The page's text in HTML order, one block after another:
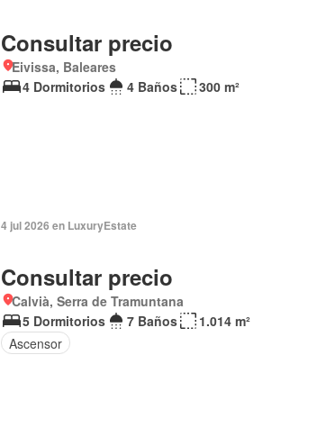
Consultar precio
Eivissa, Baleares
4 Dormitorios
4 Baños 300 m²
4 jul 2026 en LuxuryEstate
Consultar precio
Calvià, Serra de Tramuntana
5 Dormitorios
7 Baños
1.014 m²
Ascensor